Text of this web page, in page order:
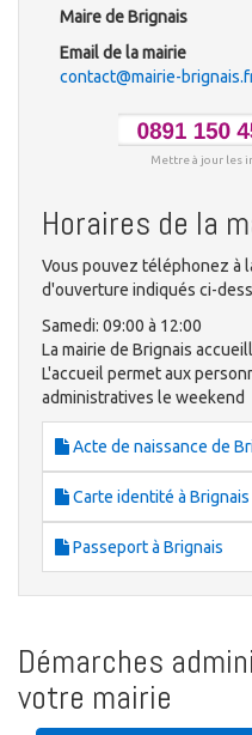
Maire de Brignais
Email de la mairie
contact@mairie-
Mettre à jour les
Horaires de la
Vous pouvez téléphonez à
d'ouverture indiqués ci-
Samedi: 09:00 à 12:00
La mairie de Brignais
L'accueil permet aux
administratives le weekend
Acte de naissance de
Carte identité à Brignais
Passeport à Brignais
Démarches
votre mairie